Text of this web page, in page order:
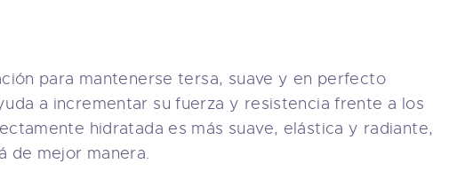
para mantenerse tersa, suave y en perfecto
a incrementar su fuerza y resistencia frente a los
hidratada es más suave, elástica y radiante,
de mejor manera.